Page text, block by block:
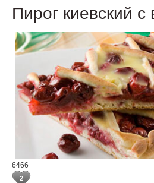
Пирог киевский
6466
2